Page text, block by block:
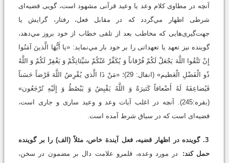
آنچه در مطاوی کلام وعد یا وعید قرآنی مشهود است، گويی قضیه‌ای
شرطی اظهار مي‌گردد که در مقابل فعل، رفتار، گرایش یا
جهت‌گیری‌هایی که مخاطب بعد از تلقی خطاب از خود بروز مي‌دهد،
گوینده نیز تعهد یا تعهداتی را بر خود بار مي‌نماید: «يا أَيُّهَا الَّذينَ آمَنُوا
إِنْ تَتَّقُوا اللَّهَ يَجْعَلْ لَكُمْ فُرْقاناً وَ يُكَفِّرْ عَنْكُمْ سَيِّئاتِكُمْ وَ يَغْفِرْ لَكُمْ وَ اللَّهُ
ذُو الْفَضْلِ الْعَظيم» (انفال: 29)؛ «مَنْ ذَا الَّذي يُقْرِضُ اللَّهَ قَرْضاً حَسَناً
فَيُضاعِفَهُ لَهُ أَضْعافاً كَثيرَةً وَ اللَّهُ يَقْبِضُ وَ يَبْصُطُ وَ إِلَيْهِ تُرْجَعُون»
(بقره:245). آنچه در اغلب آیات وعد و وعید ساری و جاری است،
قضیه‌ای است که در سیاق شرط آمده است.
3. گوینده در اظهار قضیه، فعل آیندة خاص، مثلاً (الف) را بر گوینده
حمل کند:
در مورد وعده، قلمرو علامت دال بر مضمون در سخن،